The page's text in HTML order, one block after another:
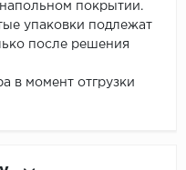
покрытии.
упаковки подлежат
после решения
в момент отгрузки